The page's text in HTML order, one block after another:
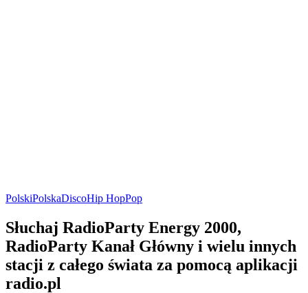
PolskiPolskaDiscoHip HopPop
Słuchaj RadioParty Energy 2000,
RadioParty Kanał Główny i wielu innych
stacji z całego świata za pomocą aplikacji
radio.pl